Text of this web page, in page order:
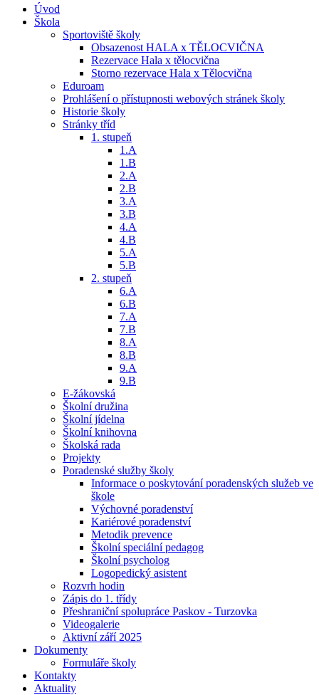
Úvod
Škola
Sportoviště školy
Obsazenost HALA x TĚLOCVIČNA
Rezervace Hala x tělocvična
Storno rezervace Hala x Tělocvična
Eduroam
Prohlášení o přístupnosti webových stránek školy
Historie školy
Stránky tříd
1. stupeň
1.A
1.B
2.A
2.B
3.A
3.B
4.A
4.B
5.A
5.B
2. stupeň
6.A
6.B
7.A
7.B
8.A
8.B
9.A
9.B
E-žákovská
Školní družina
Školní jídelna
Školní knihovna
Školská rada
Projekty
Poradenské služby školy
Informace o poskytování poradenských služeb ve
škole
Výchovné poradenství
Kariérové poradenství
Metodik prevence
Školní speciální pedagog
Školní psycholog
Logopedický asistent
Rozvrh hodin
Zápis do 1. třídy
Přeshraniční spolupráce Paskov - Turzovka
Videogalerie
Aktivní září 2025
Dokumenty
Formuláře školy
Kontakty
Aktuality